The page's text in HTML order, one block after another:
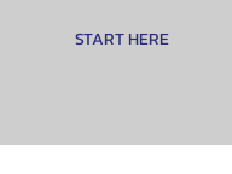
START HERE